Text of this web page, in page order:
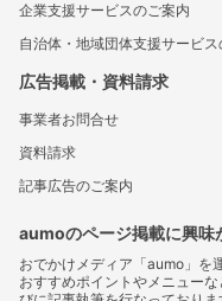
企業支援サービスのご案内
自治体・地域団体支援サービス
広告掲載・資料請求
事業者お問合せ
資料請求
記事広告のご案内
aumoのページ掲載に興味
おでかけメディア「aumo」を
おすすめポイントやメニュー